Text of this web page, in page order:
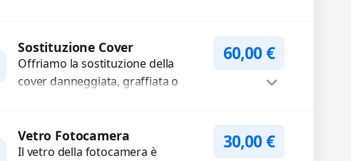
completi...
Sostituzione Cover
Offriamo la sostituzione della
cover danneggiata, graffiata o
estetico e...
60,00€
Vetro Fotocamera
Il vetro della fotocamera è
30,00€